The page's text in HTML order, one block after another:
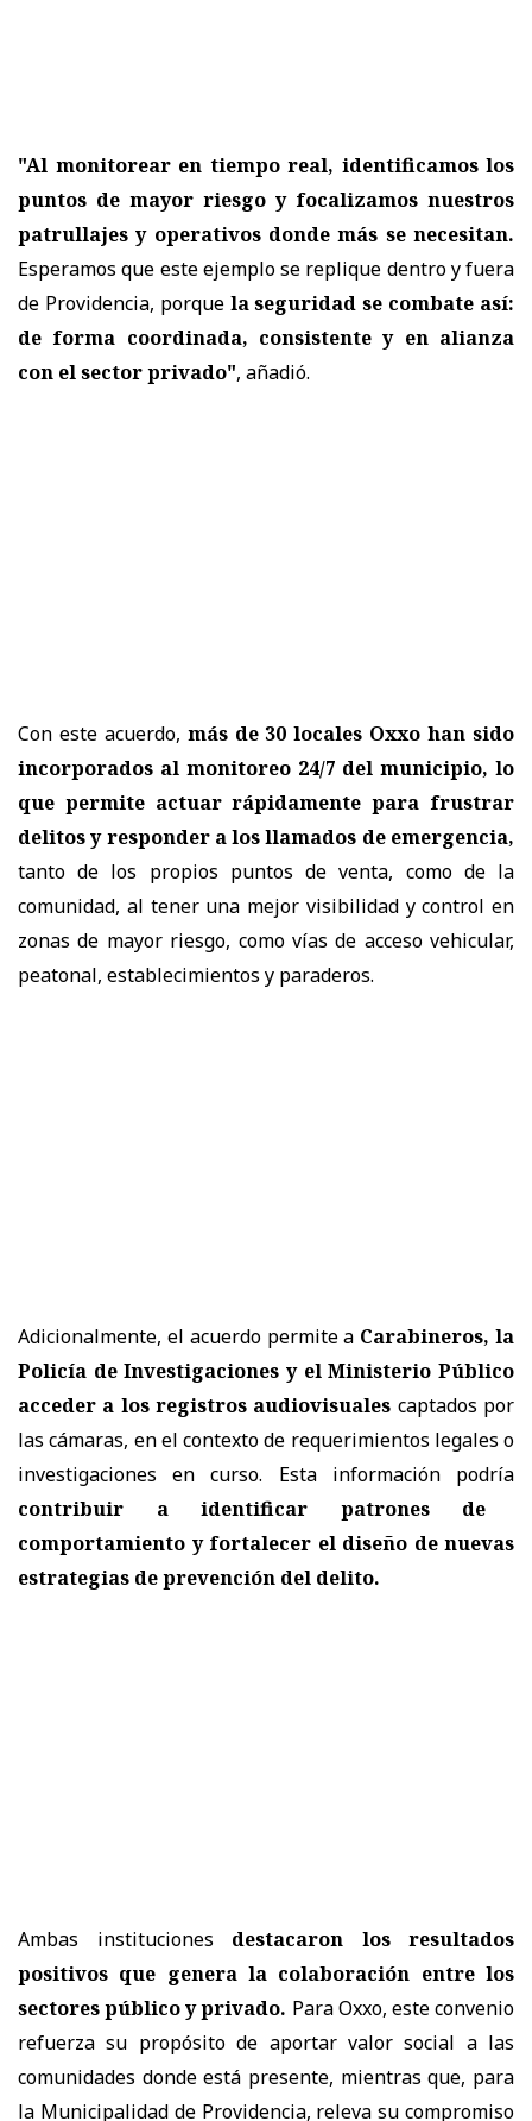
"Al monitorear en tiempo real, identificamos los
puntos de mayor riesgo y focalizamos nuestros
patrullajes y operativos donde más se necesitan.
Esperamos que este ejemplo se replique dentro y fuera
de Providencia, porque la seguridad se combate así:
de forma coordinada, consistente y en alianza
con el sector privado", añadió.
Con este acuerdo, más de 30 locales Oxxo han sido
incorporados al monitoreo 24/7 del municipio, lo
que permite actuar rápidamente para frustrar
delitos y responder a los llamados de emergencia,
tanto de los propios puntos de venta, como de la
comunidad, al tener una mejor visibilidad y control en
zonas de mayor riesgo, como vías de acceso vehicular,
peatonal, establecimientos y paraderos.
Adicionalmente, el acuerdo permite a Carabineros, la
Policía de Investigaciones y el Ministerio Público
acceder a los registros audiovisuales captados por
las cámaras, en el contexto de requerimientos legales o
investigaciones en curso. Esta información podría
contribuir a identificar patrones de
comportamiento y fortalecer el diseño de nuevas
estrategias de prevención del delito.
Ambas instituciones destacaron los resultados
positivos que genera la colaboración entre los
sectores público y privado. Para Oxxo, este convenio
refuerza su propósito de aportar valor social a las
comunidades donde está presente, mientras que, para
la Municipalidad de Providencia, releva su compromiso